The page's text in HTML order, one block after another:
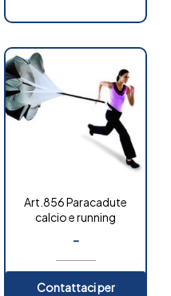
Art.856 Paracadute
calcio e running
-
Contattaci per